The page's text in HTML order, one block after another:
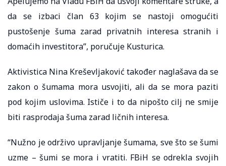
da se izbaci član 63 kojim se nastoji omogućiti
pustošenje šuma zarad privatnih interesa stranih i
domaćih investitora”, poručuje Kusturica.
Aktivistica Nina Kreševljaković također naglašava da se
zakon o šumama mora usvojiti, ali da se mora paziti
pod kojim uslovima. Ističe i to da nipošto cilj ne smije
biti rasprodaja šuma zarad ličnih interesa.
“Nužno je održivo upravljanje šumama, sve što se šumi
uzme – šumi se mora i vratiti. FBiH se odrekla svojih